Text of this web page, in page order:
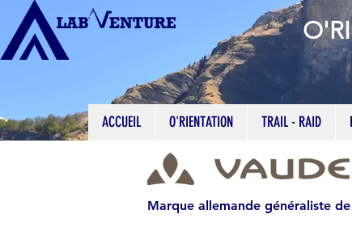
ACCUEIL O'RIENTATION TRAIL - RAID
Marque allemande généraliste